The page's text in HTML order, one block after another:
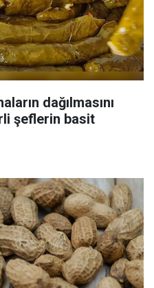
dağılmasını
şeflerin basit